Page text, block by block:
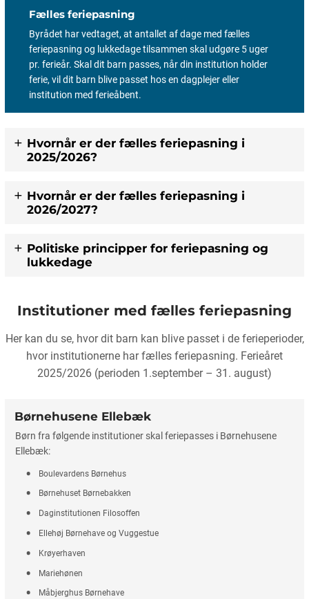
Fælles feriepasning
Byrådet har vedtaget, at antallet af dage med fælles
feriepasning og lukkedage tilsammen skal udgøre 5 uger
pr. ferieår. Skal dit barn passes, når din institution holder
ferie, vil dit barn blive passet hos en dagplejer eller
institution med ferieåbent.
Hvornår er der fælles feriepasning i
2025/2026?
Hvornår er der fælles feriepasning i
2026/2027?
Politiske principper for feriepasning og
lukkedage
Institutioner med fælles feriepasning
Her kan du se, hvor dit barn kan blive passet i de ferieperioder,
hvor institutionerne har fælles feriepasning. Ferieåret
2025/2026 (perioden 1.september – 31. august)
Børnehusene Ellebæk
Børn fra følgende institutioner skal feriepasses i Børnehusene
Ellebæk:
Boulevardens Børnehus
Børnehuset Børnebakken
Daginstitutionen Filosoffen
Ellehøj Børnehave og Vuggestue
Krøyerhaven
Mariehønen
Måbjerghus Børnehave